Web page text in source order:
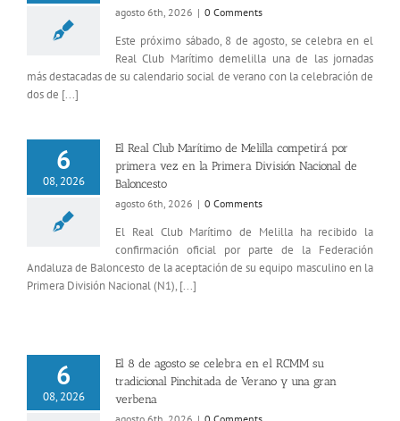
agosto 6th, 2026 | 0 Comments
Este próximo sábado, 8 de agosto, se celebra en el
Real Club Marítimo demelilla una de las jornadas
más destacadas de su calendario social de verano con la celebración de
dos de [...]
6
08, 2026
El Real Club Marítimo de Melilla competirá por
primera vez en la Primera División Nacional de
Baloncesto
agosto 6th, 2026 | 0 Comments
El Real Club Marítimo de Melilla ha recibido la
confirmación oficial por parte de la Federación
Andaluza de Baloncesto de la aceptación de su equipo masculino en la
Primera División Nacional (N1), [...]
6
08, 2026
El 8 de agosto se celebra en el RCMM su
tradicional Pinchitada de Verano y una gran
verbena